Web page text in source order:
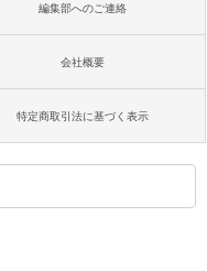
編集部へのご連絡
会社概要
特定商取引法に基づく表示